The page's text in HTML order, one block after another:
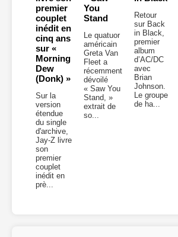
premier
couplet
inédit en
cinq ans
sur «
Morning
Dew
(Donk) »
Sur la
version
étendue
du single
d'archive,
Jay-Z livre
son
premier
couplet
inédit en
prè...
You
Stand
Le quatuor
américain
Greta Van
Fleet a
récemment
dévoilé
« Saw You
Stand, »
extrait de
so...
Retour
sur Back
in Black,
premier
album
d’AC/DC
avec
Brian
Johnson.
Le groupe
de ha...